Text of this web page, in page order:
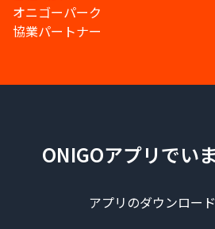
オニゴーパーク
協業パートナー
ONIGOアプリでい
アプリのダウンロー